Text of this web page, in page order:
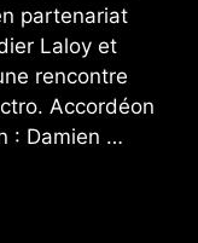
partenariat
Laloy et
rencontre
Accordéon
: Damien …